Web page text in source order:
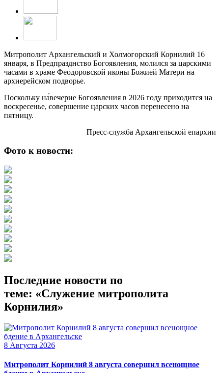
Митрополит Архангельский и Холмогорский Корнилий 16
января, в Предпразднство Богоявления, молился за царскими
часами в храме Феодоровской иконы Божией Матери на
архиерейском подворье.
Поскольку на́вечерие Богоявления в 2026 году приходится на
воскресенье, совершение царских часов перенесено на
пятницу.
Пресс-служба Архангельской епархии
Фото к новости:
Последние новости по
теме: «Служение митрополита
Корнилия»
8 Августа 2026
Митрополит Корнилий 8 августа совершил всенощное